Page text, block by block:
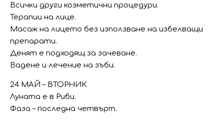
Всички други козметични процедури.
Терапии на лице.
Масаж на лицето без използване на избелващи
препарати.
Денят е подходящ за зачеване.
Вадене и лечение на зъби.
24 МАЙ – ВТОРНИК
Луната е в Риби.
Фаза – последна четвърт.